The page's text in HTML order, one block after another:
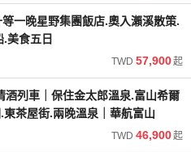
一晚星野集團飯店.奧入瀨溪散策.
美食五日
TWD 57,900起
列車｜保住金太郎溫泉.富山希爾
茶屋街.兩晚溫泉｜華航富山
TWD 46,900起